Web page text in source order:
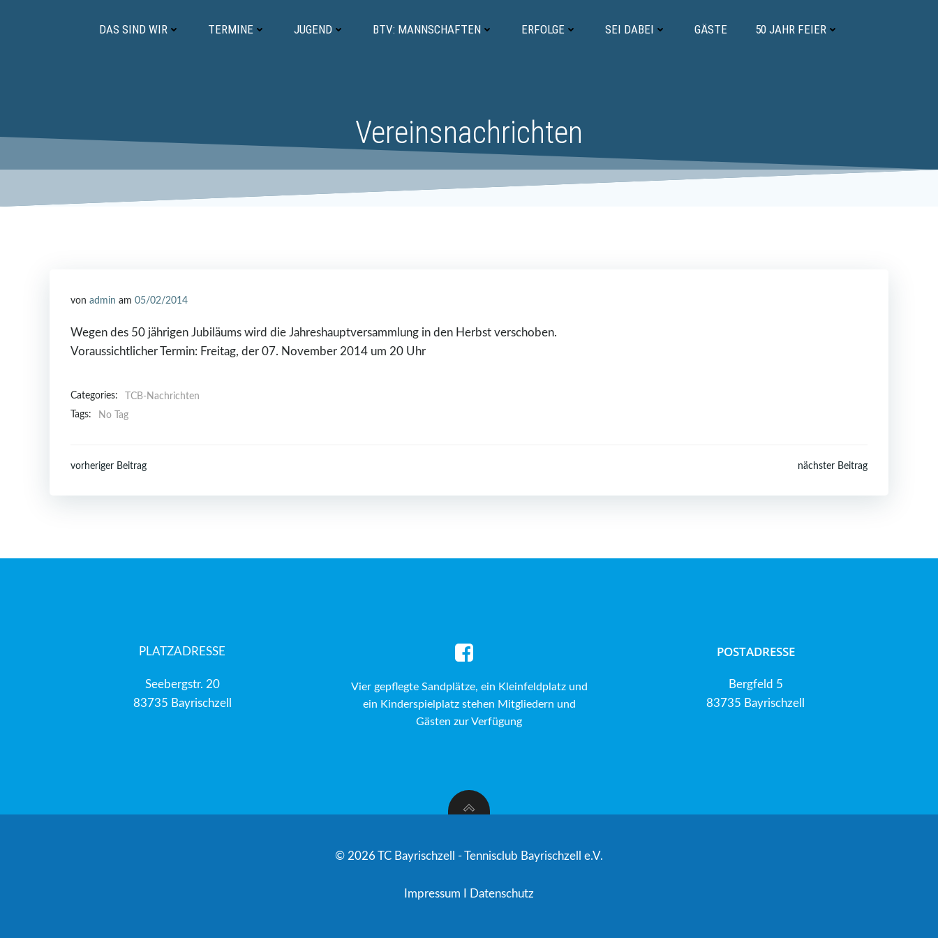
DAS SIND WIR TERMINE JUGEND BTV: MANNSCHAFTEN ERFOLGE SEI DABEI GÄSTE 50 JAHR FEIER
Vereinsnachrichten
von admin am 05/02/2014
Wegen des 50 jährigen Jubiläums wird die Jahreshauptversammlung in den Herbst verschoben.
Voraussichtlicher Termin: Freitag, der 07. November 2014 um 20 Uhr
Categories:
TCB-Nachrichten
Tags:
No Tag
Post
navigation
vorheriger Beitrag
navigation
nächster Beitrag
PLATZADRESSE
Seebergstr. 20
83735 Bayrischzell
Vier gepflegte Sandplätze, ein Kleinfeldplatz und
ein Kinderspielplatz stehen Mitgliedern und
Gästen zur Verfügung
POSTADRESSE
Bergfeld 5
83735 Bayrischzell
© 2026 TC Bayrischzell - Tennisclub Bayrischzell e.V.
Impressum Datenschutz